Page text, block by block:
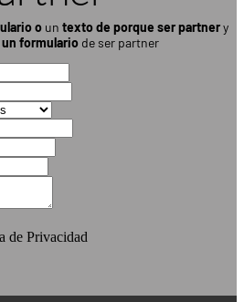
oun texto de porque ser partnery
un formulario de ser partner
de Privacidad